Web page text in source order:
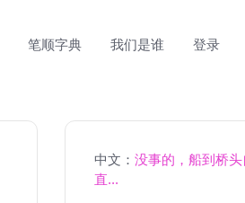
笔顺字典 我们是谁 登录
中文： 没事的，船到桥头
直...